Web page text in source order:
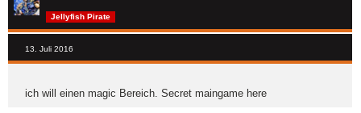
Jellyfish Pirate
13. Juli 2016
ich will einen magic Bereich. Secret maingame here